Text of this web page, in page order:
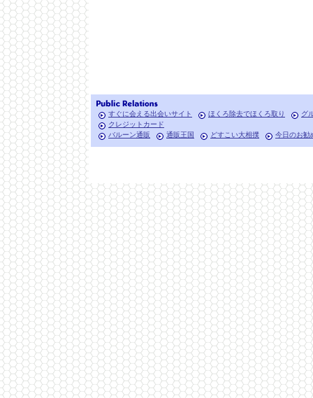
すぐに会える出会いサイト ほくろ除去でほくろ取り
グ
クレジットカード
バルーン通販
通販王国 どすこい大相撲 今日のお勧